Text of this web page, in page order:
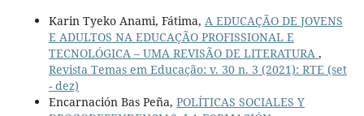
Karin Tyeko Anami, Fátima, A EDUCAÇÃO DE JOVENS
E ADULTOS NA EDUCAÇÃO PROFISSIONAL E
TECNOLÓGICA – UMA REVISÃO DE LITERATURA ,
Revista Temas em Educação: v. 30 n. 3 (2021): RTE (set
- dez)
Encarnación Bas Peña, POLÍTICAS SOCIALES Y